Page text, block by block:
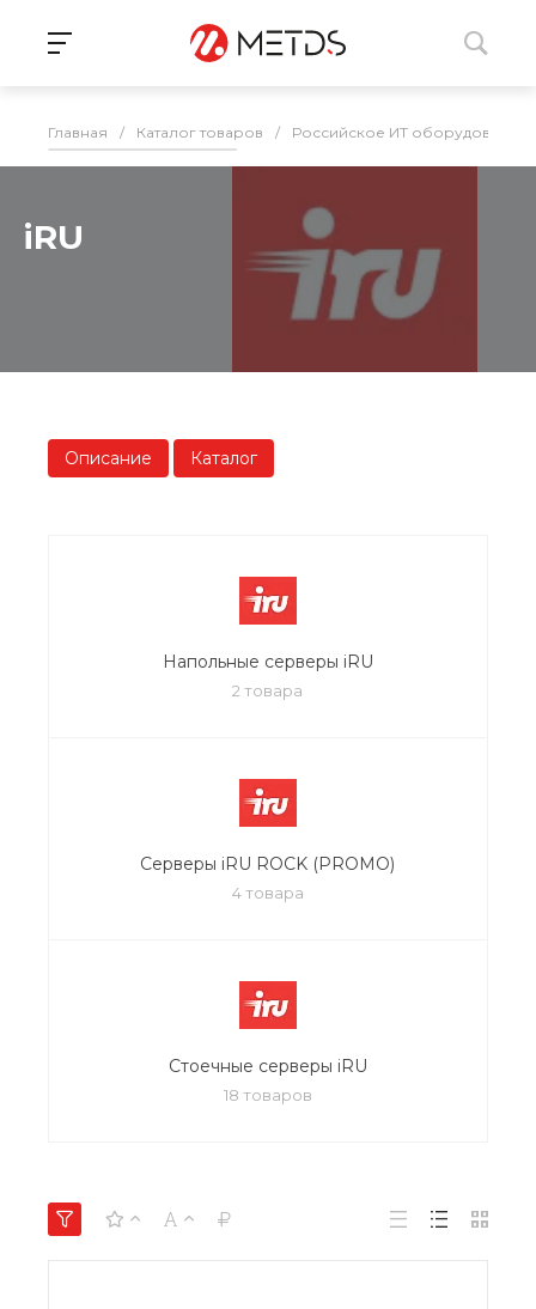
Главная / Каталог товаров / Российское ИТ оборудование
iRU
Описание Каталог
Напольные серверы iRU
2 товара
Серверы iRU ROCK (PROMO)
4 товара
Стоечные серверы iRU
18 товаров